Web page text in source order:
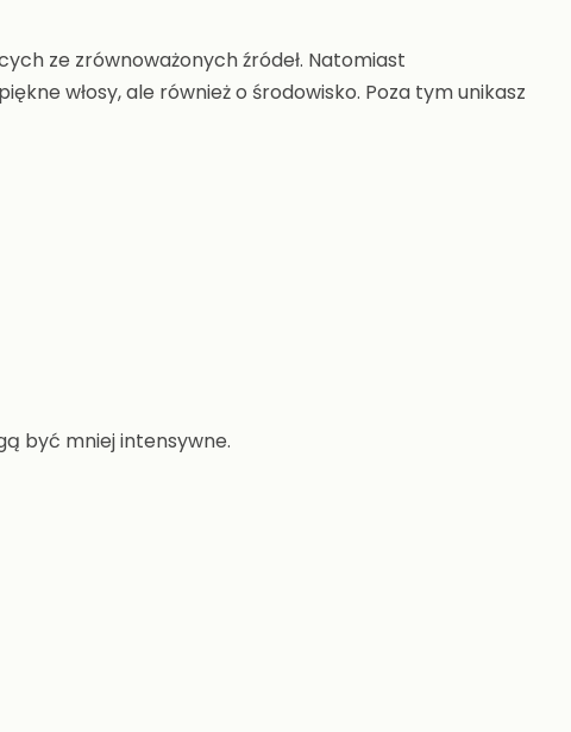
ze zrównoważonych źródeł. Natomiast
włosy, ale również o środowisko. Poza tym unikasz
być mniej intensywne.